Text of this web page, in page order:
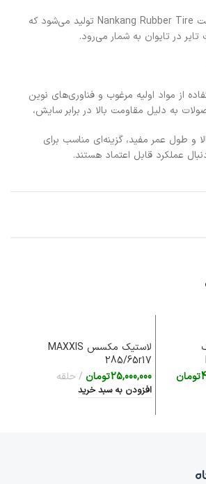
سونار تحت مالکیت شرکت Nankang Rubber Tire تولید می‌شود که
در تایوان به شمار می‌رود.
از مواد اولیه مرغوب و فناوری‌های نوین
به دلیل مقاومت بالا در برابر سایش،
و طول عمر مفید، گزینه‌ای مناسب برای
عملکرد قابل اعتماد هستند.
تومان
لاستیک مکسس MAXXIS
285/65r17
25,000,000تومان حلقه
افزودن به سبد خرید